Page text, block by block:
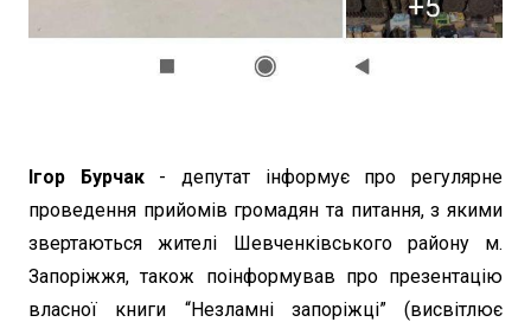
Ігор Бурчак- депутат інформує про регулярне
проведення прийомів громадян та питання, з якими
звертаються жителі Шевченківського району м.
Запоріжжя, також поінформував про презентацію
власної книги “Незламні запоріжці” (висвітлює